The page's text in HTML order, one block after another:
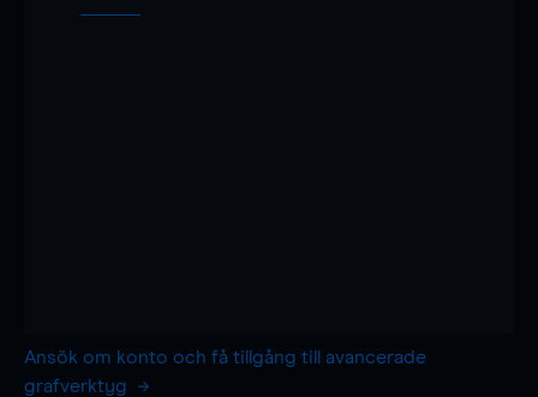
Ansök om konto och få tillgång till avancerade
grafverktyg